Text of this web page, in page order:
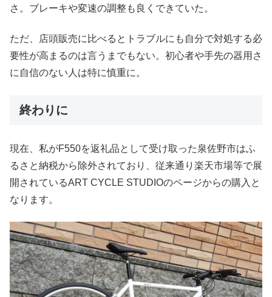
さ。ブレーキや変速の調整も良くできていた。
ただ、店頭販売に比べるとトラブルにも自分で対処する必
要性が高まるのは言うまでもない。初心者や手先の器用さ
に自信のない人は特に慎重に。
終わりに
現在、私がF550を返礼品として受け取った泉佐野市はふ
るさと納税から除外されており、従来通り楽天市場等で展
開されているART CYCLE STUDIOのページからの購入と
なります。